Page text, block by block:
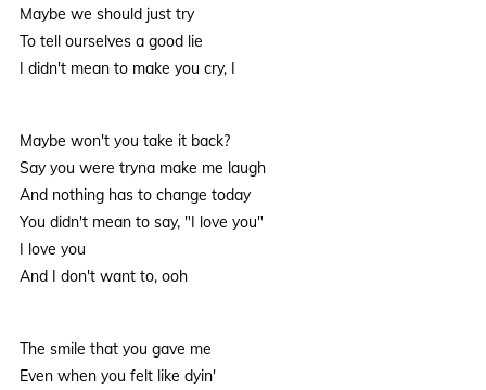
Maybe we should just try
To tell ourselves a good lie
I didn't mean to make you cry, I
Maybe won't you take it back?
Say you were tryna make me laugh
And nothing has to change today
You didn't mean to say, "I love you"
I love you
And I don't want to, ooh
The smile that you gave me
Even when you felt like dyin'